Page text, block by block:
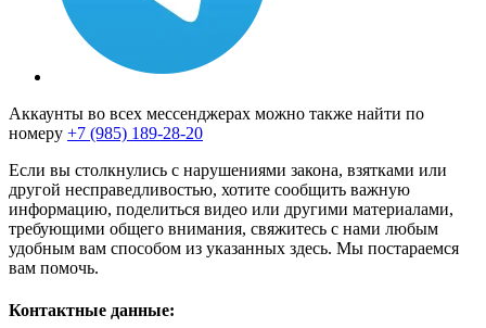
Аккаунты во всех мессенджерах можно также найти по
номеру +7 (985) 189-28-20
Если вы столкнулись с нарушениями закона, взятками или
другой несправедливостью, хотите сообщить важную
информацию, поделиться видео или другими материалами,
требующими общего внимания, свяжитесь с нами любым
удобным вам способом из указанных здесь. Мы постараемся
вам помочь.
Контактные данные: